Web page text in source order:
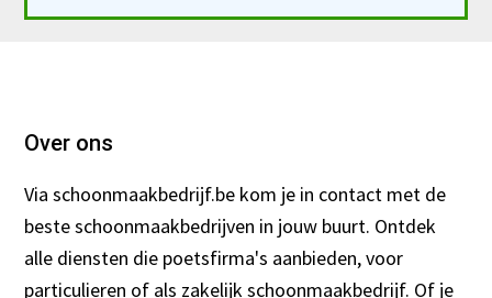
Footer
Over ons
Via schoonmaakbedrijf.be kom je in contact met de
beste schoonmaakbedrijven in jouw buurt. Ontdek
alle diensten die poetsfirma's aanbieden, voor
particulieren of als zakelijk schoonmaakbedrijf. Of je